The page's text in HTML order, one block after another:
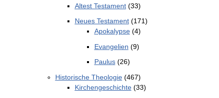
Altest Testament(33)
Neues Testament(171)
Apokalypse(4)
Evangelien (9)
Paulus(26)
Historische Theologie(467)
Kirchengeschichte(33)